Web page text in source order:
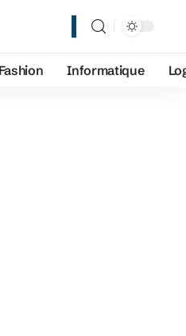
Fashion Informatique